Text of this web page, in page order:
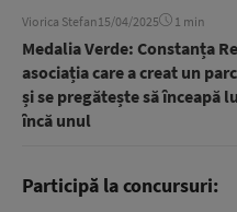
Viorica Stefan15/04/2025 1 min
Medalia Verde: Constanța
asociația care a creat un
și se pregătește să înceapă
încă unul
Participă la concursuri: